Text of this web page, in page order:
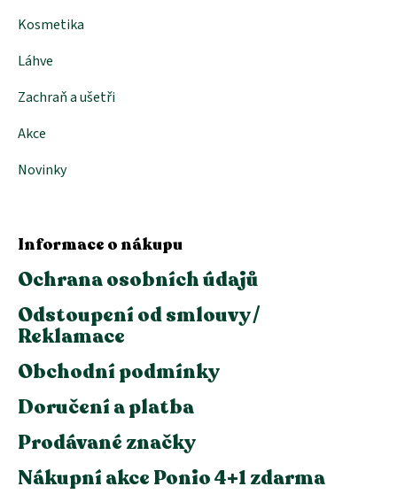
Kosmetika
Láhve
Zachraň a ušetři
Akce
Novinky
Informace o nákupu
Ochrana osobních údajů
Odstoupení od smlouvy /
Reklamace
Obchodní podmínky
Doručení a platba
Prodávané značky
Nákupní akce Ponio 4+1 zdarma